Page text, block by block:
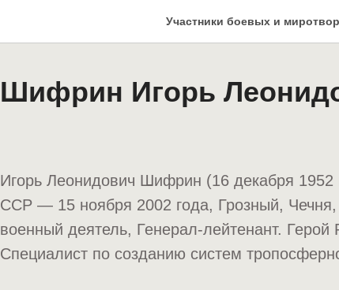
Участники боевых и
Шифрин Игорь
Игорь Леонидович Шифрин (16 декабря 1952
ССР — 15 ноября 2002 года, Грозный, Чечня,
военный деятель, Генерал-лейтенант. Герой
Специалист по созданию систем